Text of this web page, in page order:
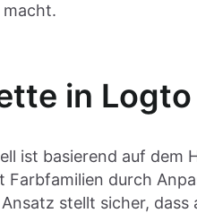
macht.
in Logto
ist basierend auf dem
Farbfamilien durch
stellt sicher,